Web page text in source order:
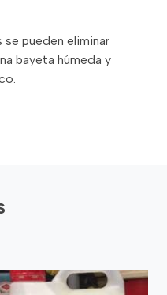
se pueden eliminar
bayeta húmeda y